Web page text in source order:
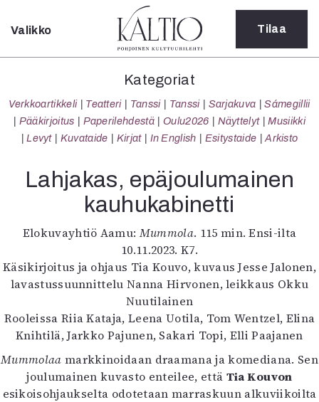
Sulje
Kategoriat
Verkkoartikkeli
Teatteri
Tanssi
Sarjakuva
Sámegillii
Pääkirjoitus
Oulu2026
Näyttelyt
Musiikki
Levyt
Kuvataide
Kirjat
In English
Esitystaide
Arkisto
Valikko Tilaa
Kategoriat
Verkkoartikkeli Teatteri Tanssi Tanssi Sarjakuva
Sámegillii
Pääkirjoitus
Paperilehdestä Oulu2026 Näyttelyt
Musiikki
Levyt
Kuvataide Kirjat In English Esitystaide Arkisto
Lahjakas, epäjoulumainen
kauhukabinetti
Elokuvayhtiö Aamu: Mummola. 115 min. Ensi-ilta
10.11.2023. K7.
Käsikirjoitus ja ohjaus Tia Kouvo, kuvaus Jesse Jalonen,
lavastussuunnittelu Nanna Hirvonen, leikkaus Okku
Nuutilainen
Rooleissa Riia Kataja, Leena Uotila, Tom Wentzel, Elina
Knihtilä, Jarkko Pajunen, Sakari Topi, Elli Paajanen
Mummolaamarkkinoidaan draamana ja komediana. Sen
joulumainen kuvasto enteilee, että Tia Kouvon
esikoisohjaukselta odotetaan marraskuun alkuviikoilta